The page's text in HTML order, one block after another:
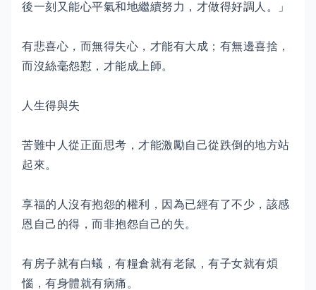
後一刻又能心平氣和地繼續努力，才做得好調人。」
有悲喜心，而無得失心，才能有大成；有無邊喜捨，
而沒絲毫怨懟，才能成上師。
人生得與失
苦難中人從正面思考，才能激勵自己從跌倒的地方站
起來。
享福的人沒有抱怨的權利，因為已經有了不少，該感
恩自己的得，而非抱怨自己的失。
有房子就有白蟻，有糧倉就有老鼠，有子女就有煩
惱，有身體就有病痛。